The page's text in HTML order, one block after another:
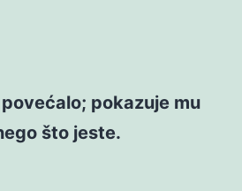
pokazuje mu
što jeste.